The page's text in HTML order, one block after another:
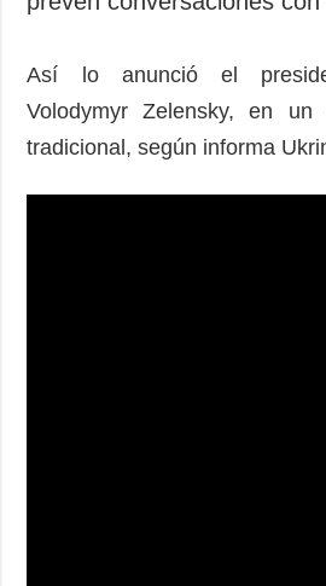
Así lo anunció el
Volodymyr Zelensky, en
tradicional, según informa